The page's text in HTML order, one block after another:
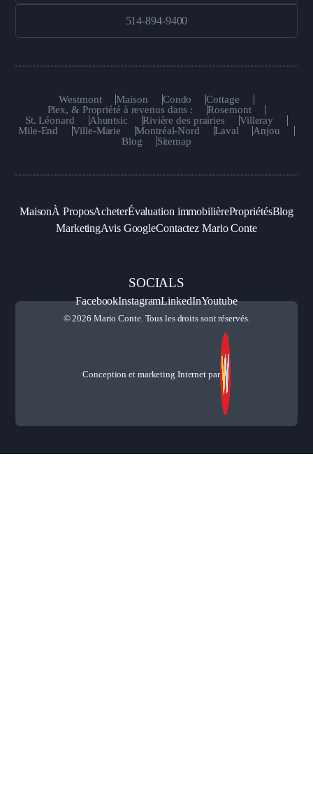
514-894-9400
Westmont Maison Condo
Cottage
Plex, & Propriété à revenus dans :
Rosemont
St. Léonard
Ahuntsic Rivière des prairies
Villeray
Mile-End
Ville-Marie Montréal-Nord Laval
Anjou
Blog
Sitemap
MaisonÀ ProposAcheterÉvaluation immobilièrePropriétésBlog
MarketingAvis GoogleContactez Mario Conte
SOCIALS
FacebookInstagramLinkedInYoutube
© 2026 Mario Conte. Tous les droits sont réservés.
Conception et marketing Internet par